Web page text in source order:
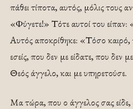
πάθει τίποτα, αυτός, μόλις τους
«Φύγετε!» Τότε αυτοί του είπαν:
Αυτός αποκρίθηκε: «Τόσο καιρό,
εσείς, που δεν με είδατε, που δεν
Θεός άγγελο, και με υπηρετούσε.
Μα τώρα, που ο άγγελος σας